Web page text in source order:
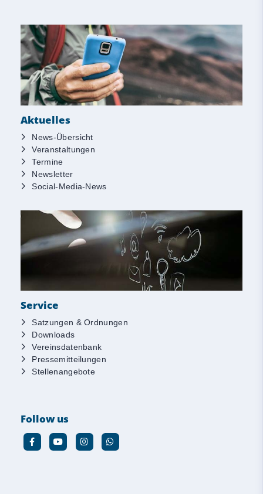
Aktuelles
News-Übersicht
Veranstaltungen
Termine
Newsletter
Social-Media-News
Service
Satzungen & Ordnungen
Downloads
Vereinsdatenbank
Pressemitteilungen
Stellenangebote
Follow us